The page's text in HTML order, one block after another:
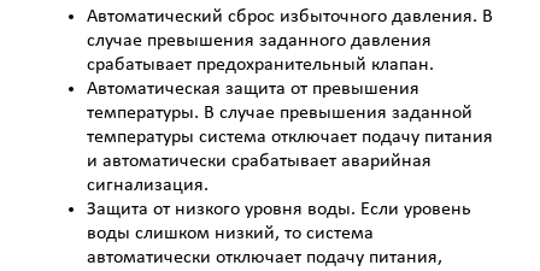
Автоматический сброс избыточного давления. В
случае превышения заданного давления
срабатывает предохранительный клапан.
Автоматическая защита от превышения
температуры. В случае превышения заданной
температуры система отключает подачу питания
и автоматически срабатывает аварийная
сигнализация.
Защита от низкого уровня воды. Если уровень
воды слишком низкий, то система
автоматически отключает подачу питания,